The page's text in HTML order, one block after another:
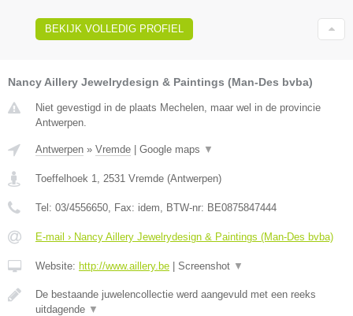
BEKIJK VOLLEDIG PROFIEL
Nancy Aillery Jewelrydesign & Paintings (Man-Des bvba)
Niet gevestigd in de plaats Mechelen, maar wel in de provincie
Antwerpen.
Antwerpen » Vremde | Google maps ▼
Toeffelhoek 1 2531 Vremde (Antwerpen)
Tel: 03/4556650 , Fax: idem , BTW-nr: BE0875847444
E-mail › Nancy Aillery Jewelrydesign & Paintings (Man-Des bvba)
Website: http://www.aillery.be | Screenshot ▼
De bestaande juwelencollectie werd aangevuld met een reeks
uitdagende ▼